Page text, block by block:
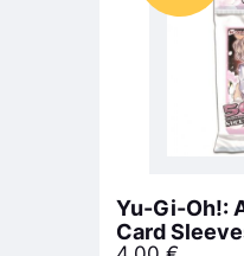
Yu-Gi-Oh!:
Card